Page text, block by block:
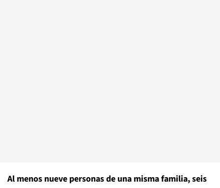
Al menos nueve personas de una misma familia, seis